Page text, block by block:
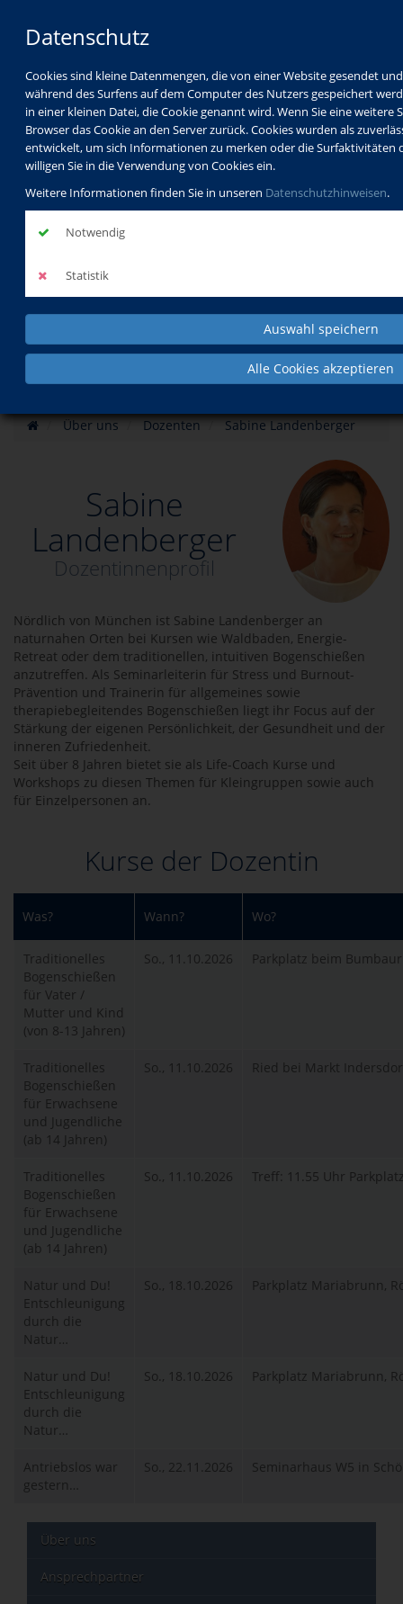
Datenschutz
Cookies sind kleine Datenmengen, die von einer Website gesendet
während des Surfens auf dem Computer des Nutzers gespeichert
in einer kleinen Datei, die Cookie genannt wird. Wenn Sie eine
Browser das Cookie an den Server zurück. Cookies wurden als
entwickelt, um sich Informationen zu merken oder die Surfaktivitäten
willigen Sie in die Verwendung von Cookies ein.
Weitere Informationen finden Sie in unseren Datenschutzhinweisen.
Notwendig
Statistik
Auswahl speichern
Alle Cookies akzeptieren
Über uns Dozenten Sabine Landenberger
Sabine
Landenberger
Dozentinnenprofil
Nördlich von München ist Sabine Landenberger an
naturnahen Orten bei Kursen wie Waldbaden, Energie-
Retreat oder dem traditionellen, intuitiven Bogenschießen
anzutreffen. Als Seminarleiterin für Stress und Burnout-
Prävention und Trainerin für allgemeines sowie
therapiebegleitendes Bogenschießen liegt ihr Focus auf der
Stärkung der eigenen Persönlichkeit, der Gesundheit und der
inneren Zufriedenheit.
Seit über 8 Jahren bietet sie als Life-Coach Kurse und
Workshops zu diesen Themen für Kleingruppen sowie auch
für Einzelpersonen an.
Kurse der Dozentin
Was? Wann? Wo?
Traditionelles
Bogenschießen
für Vater /
Mutter und Kind
(von 8-13 Jahren)
So., 11.10.2026 Parkplatz beim
Traditionelles
Bogenschießen
für Erwachsene
und Jugendliche
(ab 14 Jahren)
So., 11.10.2026 Ried bei Markt
Traditionelles
Bogenschießen
für Erwachsene
und Jugendliche
(ab 14 Jahren)
So., 11.10.2026 Treff: 11.55 Uhr
Natur und Du!
Entschleunigung
durch die
Natur…
So., 18.10.2026 Parkplatz Mariabrunn,
Natur und Du!
Entschleunigung
durch die
Natur…
So., 18.10.2026 Parkplatz Mariabrunn,
Antriebslos war
gestern…
So., 22.11.2026 Seminarhaus W5 in
Über uns
Ansprechpartner